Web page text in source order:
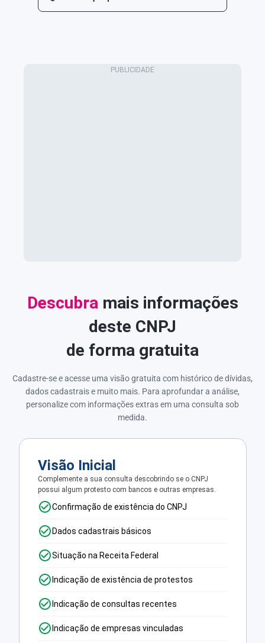
Descubra mais informações
deste CNPJ
de forma gratuita
Cadastre-se e acesse uma visão gratuita com histórico de dívidas,
dados cadastrais e muito mais. Para aprofundar a análise,
personalize com informações extras em uma consulta sob
medida.
Visão Inicial
Complemente a sua consulta descobrindo se o CNPJ
possui algum protesto com bancos e outras empresas.
Confirmação de existência do CNPJ
Dados cadastrais básicos
Situação na Receita Federal
Indicação de existência de protestos
Indicação de consultas recentes
Indicação de empresas vinculadas